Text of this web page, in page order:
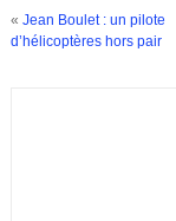
« Jean Boulet : un pilote
d’hélicoptères hors pair